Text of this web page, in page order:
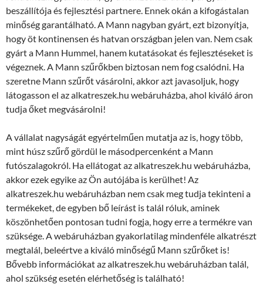
beszállítója és fejlesztési partnere. Ennek okán a kifogástalan
minőség garantálható. A Mann nagyban gyárt, ezt bizonyítja,
hogy öt kontinensen és hatvan országban jelen van. Nem csak
gyárt a Mann Hummel, hanem kutatásokat és fejlesztéseket is
végeznek. A Mann szűrőkben biztosan nem fog csalódni. Ha
szeretne Mann szűrőt vásárolni, akkor azt javasoljuk, hogy
látogasson el az alkatreszek.hu webáruházba, ahol kiváló áron
tudja őket megvásárolni!
A vállalat nagyságát egyértelműen mutatja az is, hogy több,
mint húsz szűrő gördül le másodpercenként a Mann
futószalagokról. Ha ellátogat az alkatreszek.hu webáruházba,
akkor ezek egyike az Ön autójába is kerülhet! Az
alkatreszek.hu webáruházban nem csak meg tudja tekinteni a
termékeket, de egyben bő leírást is talál róluk, aminek
köszönhetően pontosan tudni fogja, hogy erre a termékre van
szüksége. A webáruházban gyakorlatilag mindenféle alkatrészt
megtalál, beleértve a kiváló minőségű Mann szűrőket is!
Bővebb információkat az alkatreszek.hu webáruházban talál,
ahol szükség esetén elérhetőség is található!